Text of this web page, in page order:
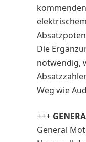
Die
notwendig,
Weg wie
+++
General